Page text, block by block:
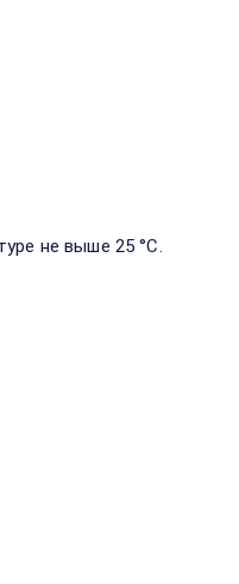
не выше 25 °С.